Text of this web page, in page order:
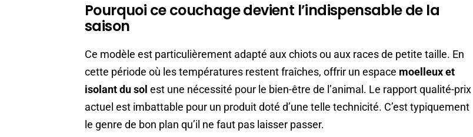
Pourquoi ce couchage devient l’indispensable de la
saison
Ce modèle est particulièrement adapté aux chiots ou aux races de petite taille. En
cette période où les températures restent fraîches, offrir un espace moelleux et
isolant du sol est une nécessité pour le bien-être de l’animal. Le rapport qualité-prix
actuel est imbattable pour un produit doté d’une telle technicité. C’est typiquement
le genre de bon plan qu’il ne faut pas laisser passer.